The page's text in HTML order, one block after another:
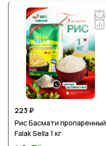
223 ₽
Рис Басмати пропаренный
Falak Sella 1 кг